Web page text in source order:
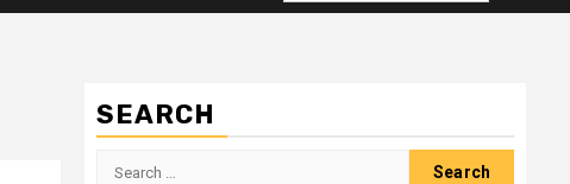
SEARCH
Search